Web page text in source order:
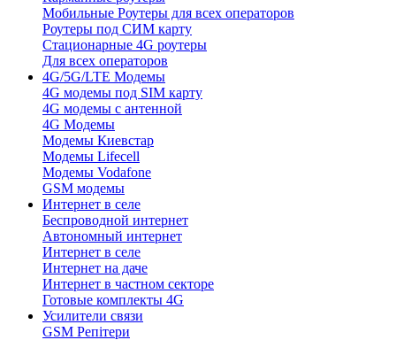
Мобильные Роутеры для всех операторов
Роутеры под СИМ карту
Стационарные 4G роутеры
Для всех операторов
4G/5G/LTE Модемы
4G модемы под SIM карту
4G модемы с антенной
4G Модемы
Модемы Киевстар
Модемы Lifecell
Модемы Vodafone
GSM модемы
Интернет в селе
Беспроводной интернет
Автономный интернет
Интернет в селе
Интернет на даче
Интернет в частном секторе
Готовые комплекты 4G
Усилители связи
GSM Репітери